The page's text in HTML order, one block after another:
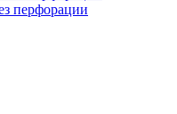
перфорации